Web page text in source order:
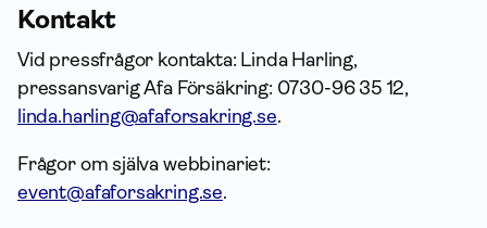
Kontakt
Vid pressfrågor kontakta: Linda Harling,
pressansvarig Afa Försäkring: 0730-96 35 12,
linda.harling@afaforsakring.se.
Frågor om själva webbinariet:
event@afaforsakring.se.